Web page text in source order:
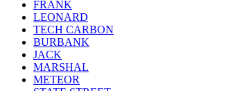
FRANK
LEONARD
TECH CARBON
BURBANK
JACK
MARSHAL
METEOR